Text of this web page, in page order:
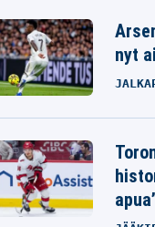
nyt